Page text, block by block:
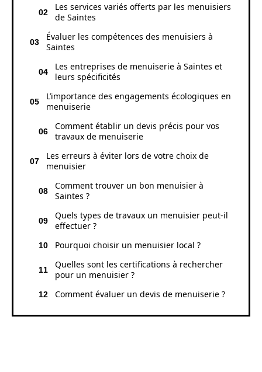
Les services variés offerts par les menuisiers
de Saintes
Évaluer les compétences des menuisiers à
Saintes
Les entreprises de menuiserie à Saintes et
leurs spécificités
L’importance des engagements écologiques en
menuiserie
Comment établir un devis précis pour vos
travaux de menuiserie
Les erreurs à éviter lors de votre choix de
menuisier
Comment trouver un bon menuisier à
Saintes ?
Quels types de travaux un menuisier peut-il
effectuer ?
Pourquoi choisir un menuisier local ?
Quelles sont les certifications à rechercher
pour un menuisier ?
Comment évaluer un devis de menuiserie ?